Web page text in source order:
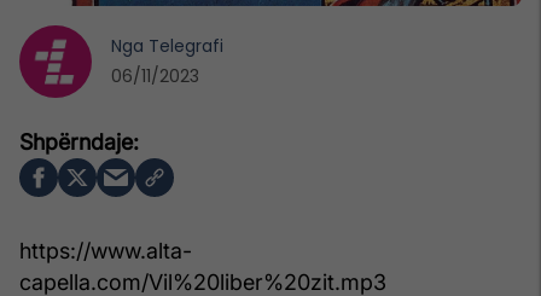
https://www.alta-
capella.com/Vil%20liber%20zit.mp3
Nga Telegrafi
06/11/2023